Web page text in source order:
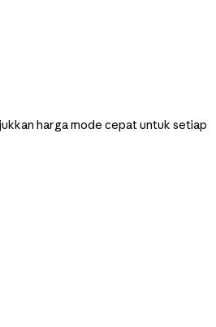
harga mode cepat untuk setiap